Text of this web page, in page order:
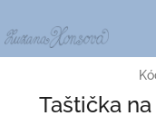
na
obsah
Taštička